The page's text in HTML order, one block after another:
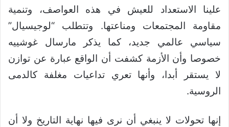
علينا الاستعداد للعيش في هذه العواصف، وتنمية
مقاومة المجتمعات ومناعتها. وتتطلب “لوجيسيال”
سياسي عالمي جديد، كما يذكر مارسال غوشييه
خصوصا وأن الأزمة كشفت أن الواقع عبارة عن توازن
لا يستقر أبدا، وأنها تعري تداعيات مغلفة كالدمى
الروسية.
إنها تحولات لا ينبغي أن نرى فيها نهاية التاريخ ولا أن